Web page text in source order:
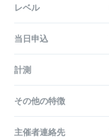
レベル
当日申込
計測
その他の特徴
主催者連絡先